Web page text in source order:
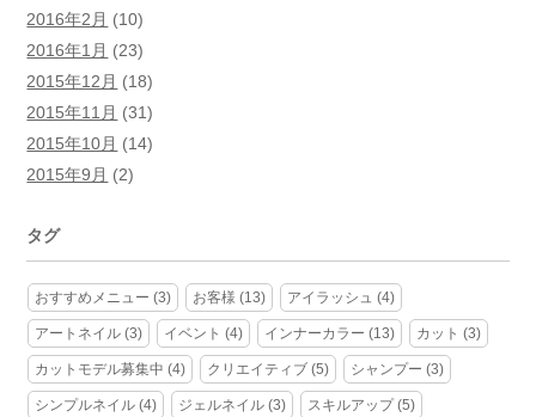
2016年2月 (10)
2016年1月 (23)
2015年12月 (18)
2015年11月 (31)
2015年10月 (14)
2015年9月 (2)
タグ
おすすめメニュー (3) お客様 (13) アイラッシュ (4)
アートネイル (3) イベント (4) インナーカラー (13) カット (3)
カットモデル募集中 (4) クリエイティブ (5) シャンプー (3)
シンプルネイル (4) ジェルネイル (3) スキルアップ(5)